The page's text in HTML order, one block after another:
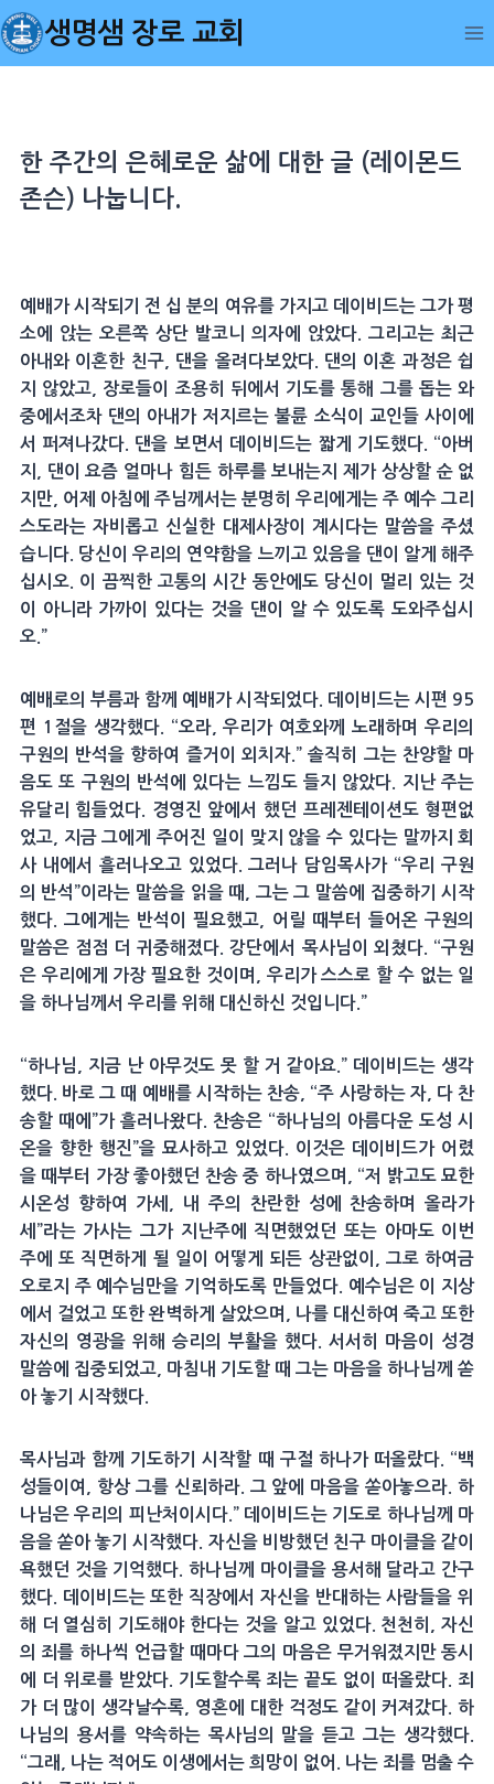
Skip
to
content
생명샘 장로 교회
한 주간의 은혜로운 삶에 대한 글 (레이몬드
존슨) 나눕니다.
예배가 시작되기 전 십 분의 여유를 가지고 데이비드는 그가 평
소에 앉는 오른쪽 상단 발코니 의자에 앉았다. 그리고는 최근
아내와 이혼한 친구, 댄을 올려다보았다. 댄의 이혼 과정은 쉽
지 않았고, 장로들이 조용히 뒤에서 기도를 통해 그를 돕는 와
중에서조차 댄의 아내가 저지르는 불륜 소식이 교인들 사이에
서 퍼져나갔다. 댄을 보면서 데이비드는 짧게 기도했다. “아버
지, 댄이 요즘 얼마나 힘든 하루를 보내는지 제가 상상할 순 없
지만, 어제 아침에 주님께서는 분명히 우리에게는 주 예수 그리
스도라는 자비롭고 신실한 대제사장이 계시다는 말씀을 주셨
습니다. 당신이 우리의 연약함을 느끼고 있음을 댄이 알게 해주
십시오. 이 끔찍한 고통의 시간 동안에도 당신이 멀리 있는 것
이 아니라 가까이 있다는 것을 댄이 알 수 있도록 도와주십시
오.”
예배로의 부름과 함께 예배가 시작되었다. 데이비드는 시편 95
편 1절을 생각했다. “오라, 우리가 여호와께 노래하며 우리의
구원의 반석을 향하여 즐거이 외치자.” 솔직히 그는 찬양할 마
음도 또 구원의 반석에 있다는 느낌도 들지 않았다. 지난 주는
유달리 힘들었다. 경영진 앞에서 했던 프레젠테이션도 형편없
었고, 지금 그에게 주어진 일이 맞지 않을 수 있다는 말까지 회
사 내에서 흘러나오고 있었다. 그러나 담임목사가 “우리 구원
의 반석”이라는 말씀을 읽을 때, 그는 그 말씀에 집중하기 시작
했다. 그에게는 반석이 필요했고, 어릴 때부터 들어온 구원의
말씀은 점점 더 귀중해졌다. 강단에서 목사님이 외쳤다. “구원
은 우리에게 가장 필요한 것이며, 우리가 스스로 할 수 없는 일
을 하나님께서 우리를 위해 대신하신 것입니다.”
“하나님, 지금 난 아무것도 못 할 거 같아요.” 데이비드는 생각
했다. 바로 그 때 예배를 시작하는 찬송, “주 사랑하는 자, 다 찬
송할 때에”가 흘러나왔다. 찬송은 “하나님의 아름다운 도성 시
온을 향한 행진”을 묘사하고 있었다. 이것은 데이비드가 어렸
을 때부터 가장 좋아했던 찬송 중 하나였으며, “저 밝고도 묘한
시온성 향하여 가세, 내 주의 찬란한 성에 찬송하며 올라가
세”라는 가사는 그가 지난주에 직면했었던 또는 아마도 이번
주에 또 직면하게 될 일이 어떻게 되든 상관없이, 그로 하여금
오로지 주 예수님만을 기억하도록 만들었다. 예수님은 이 지상
에서 걸었고 또한 완벽하게 살았으며, 나를 대신하여 죽고 또한
자신의 영광을 위해 승리의 부활을 했다. 서서히 마음이 성경
말씀에 집중되었고, 마침내 기도할 때 그는 마음을 하나님께 쏟
아 놓기 시작했다.
목사님과 함께 기도하기 시작할 때 구절 하나가 떠올랐다. “백
성들이여, 항상 그를 신뢰하라. 그 앞에 마음을 쏟아놓으라. 하
나님은 우리의 피난처이시다.” 데이비드는 기도로 하나님께 마
음을 쏟아 놓기 시작했다. 자신을 비방했던 친구 마이클을 같이
욕했던 것을 기억했다. 하나님께 마이클을 용서해 달라고 간구
했다. 데이비드는 또한 직장에서 자신을 반대하는 사람들을 위
해 더 열심히 기도해야 한다는 것을 알고 있었다. 천천히, 자신
의 죄를 하나씩 언급할 때마다 그의 마음은 무거워졌지만 동시
에 더 위로를 받았다. 기도할수록 죄는 끝도 없이 떠올랐다. 죄
가 더 많이 생각날수록, 영혼에 대한 걱정도 같이 커져갔다. 하
나님의 용서를 약속하는 목사님의 말을 듣고 그는 생각했다.
“그래, 나는 적어도 이생에서는 희망이 없어. 나는 죄를 멈출 수